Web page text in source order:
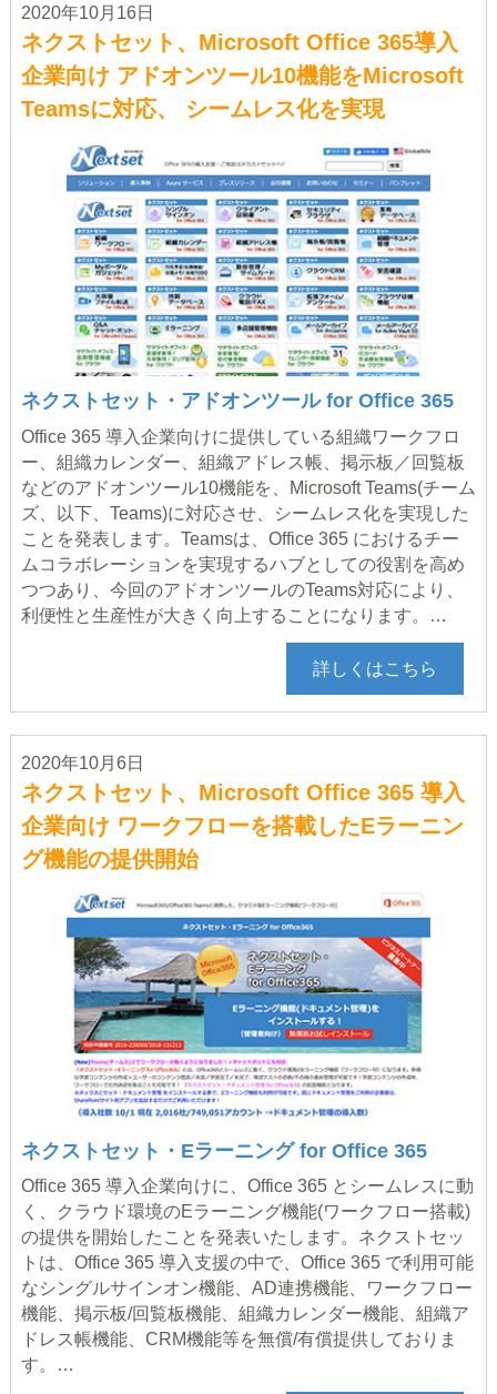
2020年10月16日
ネクストセット、Microsoft Office 365導入
企業向け アドオンツール10機能をMicrosoft
Teamsに対応、 シームレス化を実現
ネクストセット・アドオンツール for Office 365
Office 365 導入企業向けに提供している組織ワークフロ
ー、組織カレンダー、組織アドレス帳、掲示板／回覧板
などのアドオンツール10機能を、Microsoft Teams(チーム
ズ、以下、Teams)に対応させ、シームレス化を実現した
ことを発表します。Teamsは、Office 365 におけるチー
ムコラボレーションを実現するハブとしての役割を高め
つつあり、今回のアドオンツールのTeams対応により、
利便性と生産性が大きく向上することになります。…
詳しくはこちら
2020年10月6日
ネクストセット、Microsoft Office 365 導入
企業向け ワークフローを搭載したEラーニン
グ機能の提供開始
ネクストセット・Eラーニング for Office 365
Office 365 導入企業向けに、Office 365 とシームレスに動
く、クラウド環境のEラーニング機能(ワークフロー搭載)
の提供を開始したことを発表いたします。ネクストセッ
トは、Office 365 導入支援の中で、Office 365 で利用可能
なシングルサインオン機能、AD連携機能、ワークフロー
機能、掲示板/回覧板機能、組織カレンダー機能、組織ア
ドレス帳機能、CRM機能等を無償/有償提供しておりま
す。…